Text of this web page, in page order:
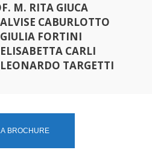
M. RITA GIUCA
CABURLOTTO
FORTINI
CARLI
TARGETTI
BROCHURE